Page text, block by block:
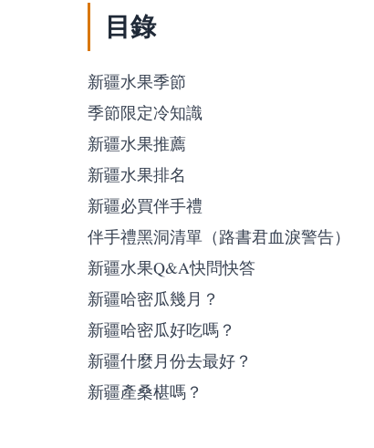
目錄
新疆水果季節
季節限定冷知識
新疆水果推薦
新疆水果排名
新疆必買伴手禮
伴手禮黑洞清單（路書君血淚警告）
新疆水果Q&A快問快答
新疆哈密瓜幾月？
新疆哈密瓜好吃嗎？
新疆什麼月份去最好？
新疆產桑椹嗎？